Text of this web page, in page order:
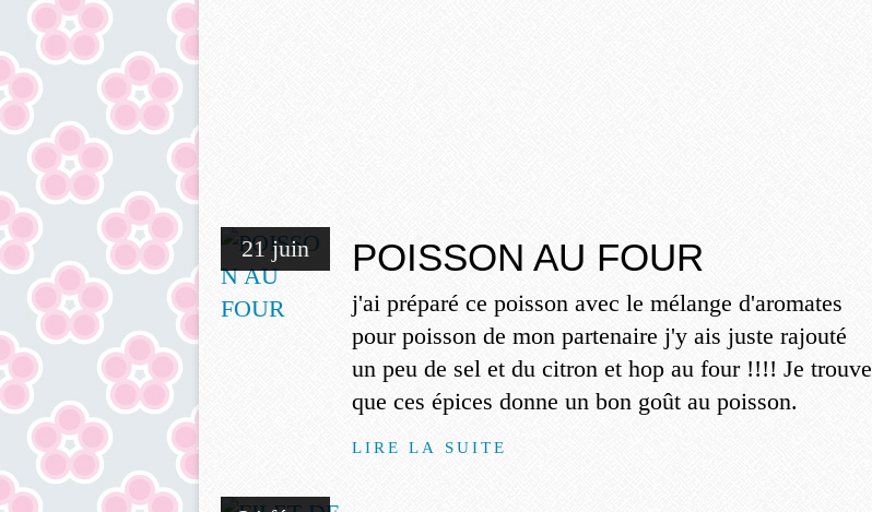
21 juin POISSON AU FOUR
j'ai préparé ce poisson avec le mélange d'aromates
pour poisson de mon partenaire j'y ais juste rajouté
un peu de sel et du citron et hop au four !!!! Je trouve
que ces épices donne un bon goût au poisson.
LIRE LA SUITE